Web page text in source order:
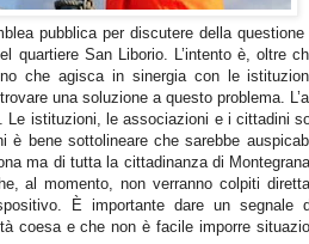
pubblica per discutere della questione
quartiere San Liborio. L’intento è, oltre
che agisca in sinergia con le
una soluzione a questo problema.
Le istituzioni, le associazioni e i cittadini
è bene sottolineare che sarebbe
ma di tutta la cittadinanza di
al momento, non verranno colpiti
È importante dare un segnale
coesa e che non è facile imporre